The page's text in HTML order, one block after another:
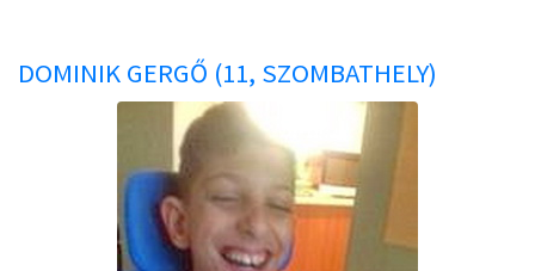
DOMINIK GERGŐ (11, SZOMBATHELY)